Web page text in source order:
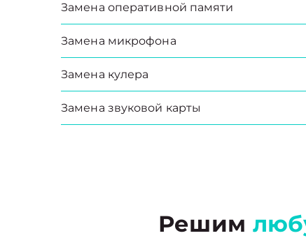
Замена оперативной памяти
Замена микрофона
Замена кулера
Замена звуковой карты
Решим